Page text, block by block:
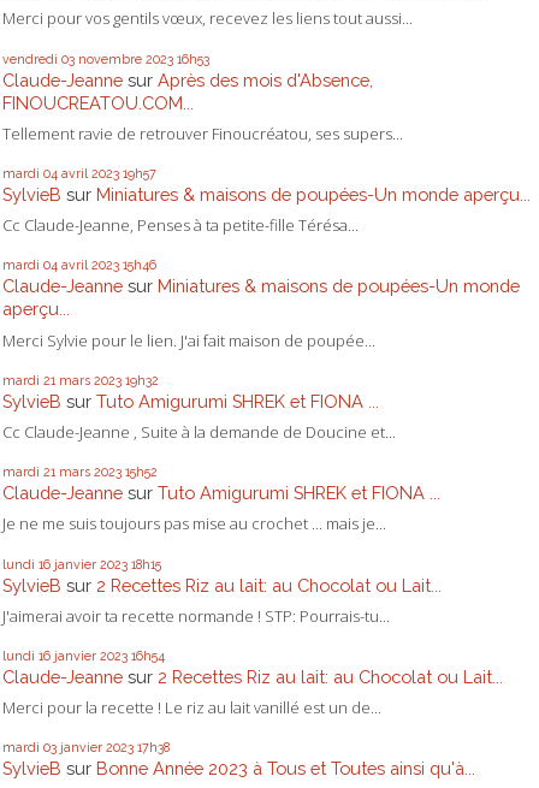
Merci pour vos gentils vœux, recevez les liens tout aussi...
vendredi 03 novembre 2023 16h53
Claude-Jeanne sur Après des mois d'Absence,
FINOUCREATOU.COM...
Tellement ravie de retrouver Finoucréatou, ses supers...
mardi 04 avril 2023 19h57
SylvieB sur Miniatures & maisons de poupées-Un monde aperçu...
Cc Claude-Jeanne, Penses à ta petite-fille Térésa...
mardi 04 avril 2023 15h46
Claude-Jeanne sur Miniatures & maisons de poupées-Un monde
aperçu...
Merci Sylvie pour le lien. J'ai fait maison de poupée...
mardi 21 mars 2023 19h32
SylvieB sur Tuto Amigurumi SHREK et FIONA ...
Cc Claude-Jeanne , Suite à la demande de Doucine et...
mardi 21 mars 2023 15h52
Claude-Jeanne sur Tuto Amigurumi SHREK et FIONA ...
Je ne me suis toujours pas mise au crochet ... mais je...
lundi 16 janvier 2023 18h15
SylvieB sur 2 Recettes Riz au lait: au Chocolat ou Lait...
J'aimerai avoir ta recette normande ! STP: Pourrais-tu...
lundi 16 janvier 2023 16h54
Claude-Jeanne sur 2 Recettes Riz au lait: au Chocolat ou Lait...
Merci pour la recette ! Le riz au lait vanillé est un de...
mardi 03 janvier 2023 17h38
SylvieB sur Bonne Année 2023 à Tous et Toutes ainsi qu'à...